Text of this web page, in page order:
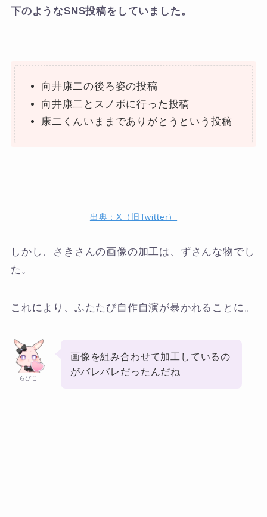
下のようなSNS投稿をしていました。
向井康二の後ろ姿の投稿
向井康二とスノボに行った投稿
康二くんいままでありがとうという投稿
出典：X（旧Twitter）
しかし、さきさんの画像の加工は、ずさんな物でし
た。
これにより、ふたたび自作自演が暴かれることに。
らびこ
画像を組み合わせて加工しているの
がバレバレだったんだね